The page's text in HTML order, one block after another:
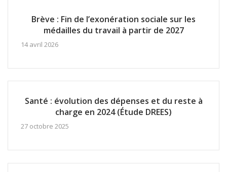
Brève : Fin de l’exonération sociale sur les
médailles du travail à partir de 2027
14 avril 2026
Santé : évolution des dépenses et du reste à
charge en 2024 (Étude DREES)
27 octobre 2025